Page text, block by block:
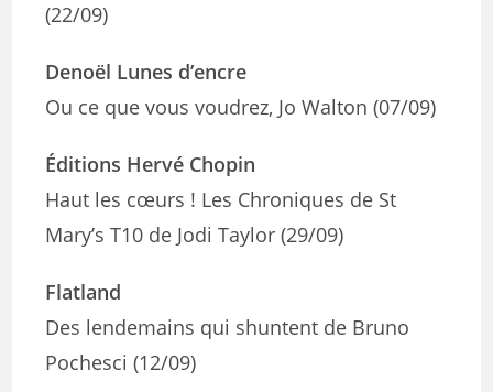
(22/09)
Denoël Lunes d’encre
Ou ce que vous voudrez, Jo Walton (07/09)
Éditions Hervé Chopin
Haut les cœurs ! Les Chroniques de St
Mary’s T10 de Jodi Taylor (29/09)
Flatland
Des lendemains qui shuntent de Bruno
Pochesci (12/09)